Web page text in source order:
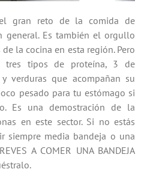
gran reto de la comida de
general. Es también el orgullo
la cocina en esta región. Pero
tres tipos de proteína, 3 de
verduras que acompañan su
pesado para tu estómago si
Es una demostración de la
en este sector. Si no estás
siempre media bandeja o una
A COMER UNA BANDEJA